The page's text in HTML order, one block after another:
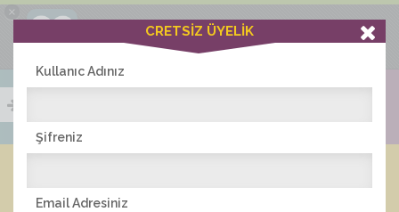
×
Ciddiask Uygulaması
+1 Hafta Gold Üyelik Kazan
Bedava - com.ciddi.ask
İNDİR
CRETSİZ ÜYELİK
Kullanıc Adınız
Şifreniz
Email Adresiniz